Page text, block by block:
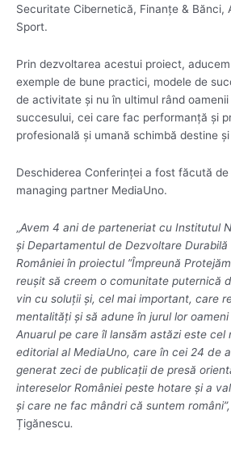
Securitate Cibernetică, Finanțe & Bănci,
Sport.
Prin dezvoltarea acestui proiect,
exemple de bune practici, modele de
de activitate și nu în ultimul rând
succesului, cei care fac performanță și
profesională și umană schimbă destine
Deschiderea Conferinței a fost făcută
managing partner MediaUno.
„Avem 4 ani de parteneriat cu Institutul
și Departamentul de Dezvoltare Durabilă
României în proiectul ”Împreună
reușit să creem o comunitate puternică
vin cu soluții și, cel mai important, care
mentalități și să adune în jurul lor
Anuarul pe care îl lansăm astăzi este cel
editorial al MediaUno, care în cei 24 de
generat zeci de publicații de presă
intereselor României peste hotare și a
și care ne fac mândri că suntem români”,
Țigănescu.